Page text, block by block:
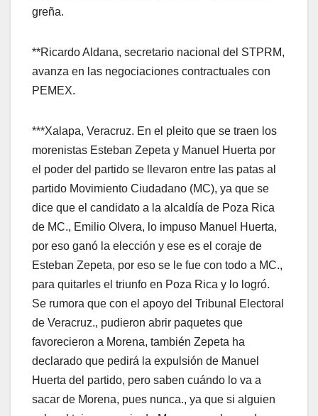
greña.
**Ricardo Aldana, secretario nacional del STPRM,
avanza en las negociaciones contractuales con
PEMEX.
***Xalapa, Veracruz. En el pleito que se traen los
morenistas Esteban Zepeta y Manuel Huerta por
el poder del partido se llevaron entre las patas al
partido Movimiento Ciudadano (MC), ya que se
dice que el candidato a la alcaldía de Poza Rica
de MC., Emilio Olvera, lo impuso Manuel Huerta,
por eso ganó la elección y ese es el coraje de
Esteban Zepeta, por eso se le fue con todo a MC.,
para quitarles el triunfo en Poza Rica y lo logró.
Se rumora que con el apoyo del Tribunal Electoral
de Veracruz., pudieron abrir paquetes que
favorecieron a Morena, también Zepeta ha
declarado que pedirá la expulsión de Manuel
Huerta del partido, pero saben cuándo lo va a
sacar de Morena, pues nunca., ya que si alguien